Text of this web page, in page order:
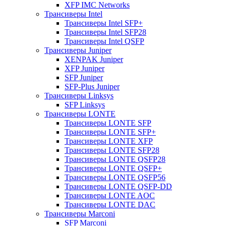
XFP IMC Networks
Трансиверы Intel
Трансиверы Intel SFP+
Трансиверы Intel SFP28
Трансиверы Intel QSFP
Трансиверы Juniper
XENPAK Juniper
XFP Juniper
SFP Juniper
SFP-Plus Juniper
Трансиверы Linksys
SFP Linksys
Трансиверы LONTE
Трансиверы LONTE SFP
Трансиверы LONTE SFP+
Трансиверы LONTE XFP
Трансиверы LONTE SFP28
Трансиверы LONTE QSFP28
Трансиверы LONTE QSFP+
Трансиверы LONTE QSFP56
Трансиверы LONTE QSFP-DD
Трансиверы LONTE AOC
Трансиверы LONTE DAC
Трансиверы Marconi
SFP Marconi